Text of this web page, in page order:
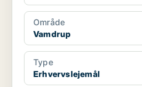
Område
Vamdrup
Type
Erhvervslejemål